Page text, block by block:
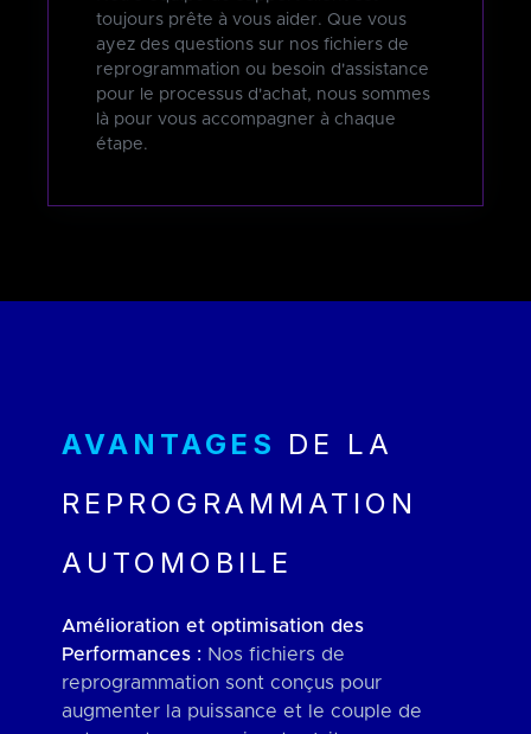
toujours prête à vous aider. Que vous
ayez des questions sur nos fichiers de
reprogrammation ou besoin d'assistance
pour le processus d'achat, nous sommes
là pour vous accompagner à chaque
étape.
AVANTAGES DE LA
REPROGRAMMATION
AUTOMOBILE
Amélioration et optimisation des
Performances : Nos fichiers de
reprogrammation sont conçus pour
augmenter la puissance et le couple de